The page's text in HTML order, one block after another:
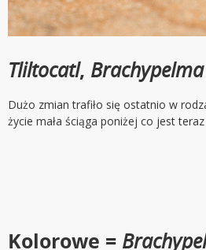
Tliltocatl, Brachypelma
Dużo zmian trafiło się ostatnio w
życie mała ściąga poniżej co jest
Kolorowe =